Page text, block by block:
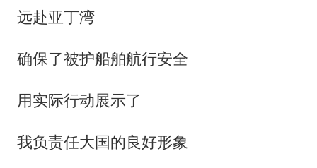
远赴亚丁湾
确保了被护船舶航行安全
用实际行动展示了
我负责任大国的良好形象